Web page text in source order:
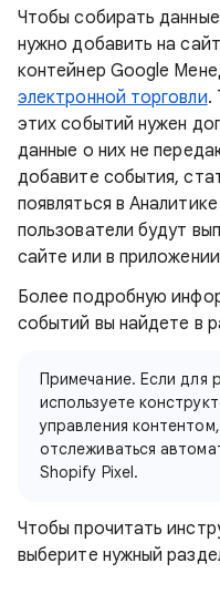
Чтобы собирать
нужно добавить на
контейнер Google
электронной торговли.
этих событий нужен
данные о них не
добавите события,
появляться в
пользователи будут
сайте или в
Более подробную
событий вы найдете в
Примечание. Если для
используете
управления
отслеживаться
Shopify Pixel.
Чтобы прочитать
выберите нужный